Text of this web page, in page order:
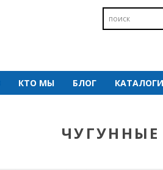
КТО МЫ БЛОГ КАТАЛОГИ
ЧУГУННЫЕ